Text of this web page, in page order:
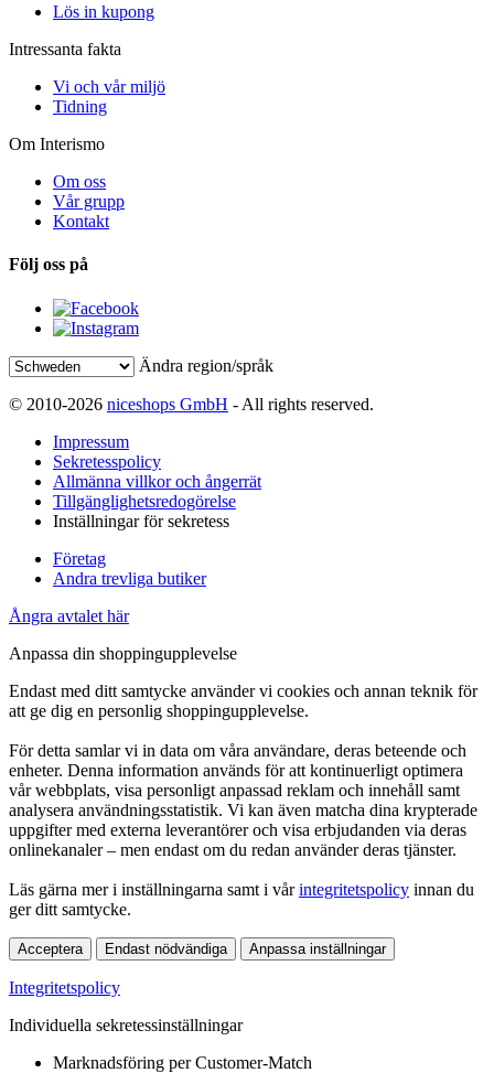
Lös in kupong
Intressanta fakta
Vi och vår miljö
Tidning
Om Interismo
Om oss
Vår grupp
Kontakt
Följ oss på
Ändra region/språk
© 2010-2026 niceshops GmbH - All rights reserved.
Impressum
Sekretesspolicy
Allmänna villkor och ångerrät
Tillgänglighetsredogörelse
Inställningar för sekretess
Företag
Andra trevliga butiker
Ångra avtalet här
Anpassa din shoppingupplevelse
Endast med ditt samtycke använder vi cookies och annan teknik för
att ge dig en personlig shoppingupplevelse.
För detta samlar vi in data om våra användare, deras beteende och
enheter. Denna information används för att kontinuerligt optimera
vår webbplats, visa personligt anpassad reklam och innehåll samt
analysera användningsstatistik. Vi kan även matcha dina krypterade
uppgifter med externa leverantörer och visa erbjudanden via deras
onlinekanaler – men endast om du redan använder deras tjänster.
Läs gärna mer i inställningarna samt i vårintegritetspolicy innan du
ger ditt samtycke.
Acceptera Endast nödvändiga Anpassa inställningar
Integritetspolicy
Individuella sekretessinställningar
Marknadsföring per Customer-Match